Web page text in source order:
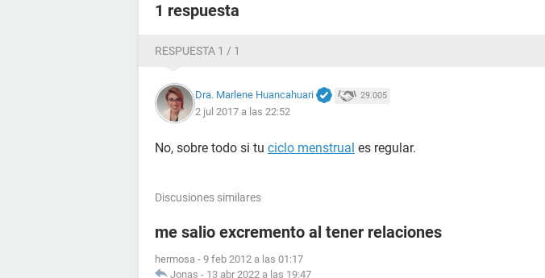
1 respuesta
RESPUESTA 1 / 1
Dra. Marlene Huancahuari 29.005
2 jul 2017 a las 22:52
No, sobre todo si tu ciclo menstrual es regular.
Discusiones similares
me salio excremento al tener relaciones
hermosa - 9 feb 2012 a las 01:17
Jonas - 13 abr 2022 a las 19:47